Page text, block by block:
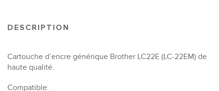
DESCRIPTION
Cartouche d’encre générique Brother LC22E (LC-22EM) de
haute qualité.
Compatible: